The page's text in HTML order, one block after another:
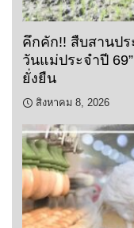
คึกคัก!! สืบสานป
วันแม่ประจำปี
ยั่งยืน
สิงหาคม 8, 2026